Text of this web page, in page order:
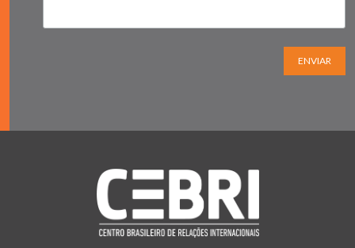
ENVIAR